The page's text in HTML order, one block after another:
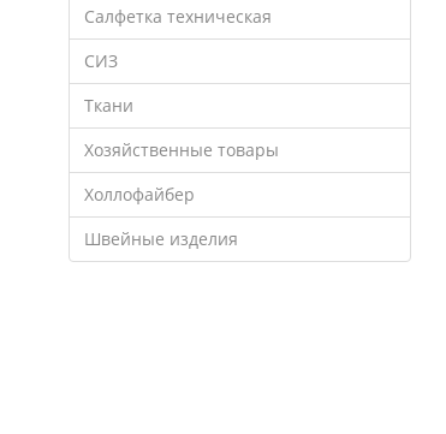
Салфетка техническая
СИЗ
Ткани
Хозяйственные товары
Холлофайбер
Швейные изделия